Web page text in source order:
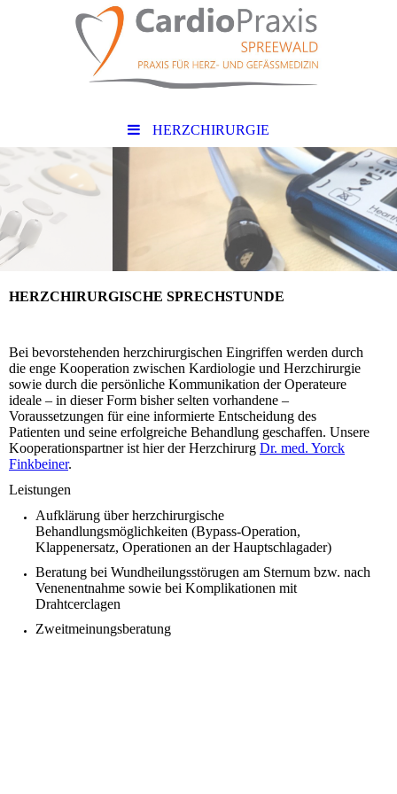
HERZCHIRURGIE
HERZCHIRURGISCHE SPRECHSTUNDE
Bei bevorstehenden herzchirurgischen Eingriffen werden durch
die enge Kooperation zwischen Kardiologie und Herzchirurgie
sowie durch die persönliche Kommunikation der Operateure
ideale – in dieser Form bisher selten vorhandene –
Voraussetzungen für eine informierte Entscheidung des
Patienten und seine erfolgreiche Behandlung geschaffen. Unsere
Kooperationspartner ist hier der Herzchirurg Dr. med. Yorck
Finkbeiner.
Leistungen
Aufklärung über herzchirurgische
Behandlungsmöglichkeiten (Bypass-Operation,
Klappenersatz, Operationen an der Hauptschlagader)
Beratung bei Wundheilungsstörugen am Sternum bzw. nach
Venenentnahme sowie bei Komplikationen mit
Drahtcerclagen
Zweitmeinungsberatung